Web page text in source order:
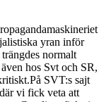
yran inför
normalt
hos Svt och SR,
SVT:s sajt
vi fick veta att